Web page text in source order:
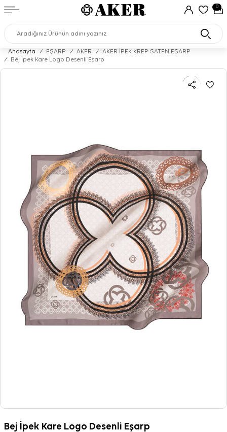
0
Anasayfa / EŞARP / AKER /
AKER İPEK KREP SATEN EŞARP
/
Bej İpek Kare Logo Desenli Eşarp
Bej İpek Kare Logo Desenli Eşarp